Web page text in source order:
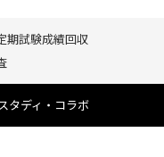
期試験成績回収
タディ・コラボ